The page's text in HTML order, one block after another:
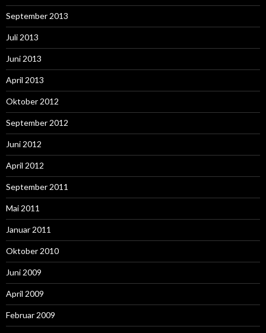
September 2013
Juli 2013
Juni 2013
April 2013
Oktober 2012
September 2012
Juni 2012
April 2012
September 2011
Mai 2011
Januar 2011
Oktober 2010
Juni 2009
April 2009
Februar 2009